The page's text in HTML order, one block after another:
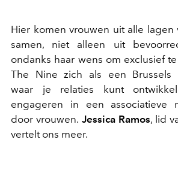
Hier komen vrouwen uit alle lagen
samen, niet alleen uit
ondanks haar wens om exclusief
The Nine zich als een Brussels
waar je relaties kunt
engageren in een associatieve
door vrouwen. Jessica Ramos, lid
vertelt ons meer.